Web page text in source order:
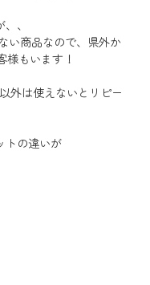
、
い商品なので、県外か
もいます！
外は使えないとリピー
トの違いが